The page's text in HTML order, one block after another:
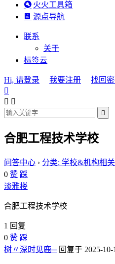
火火工具箱
源点导航
联系
关于
标签云
Hi, 请登录 我要注册
找回

 

合肥工程技术学校
问答中心 › 分类: 学校&机构相
0 赞 踩
淡雅楼
合肥工程技术学校
1 回复
0 赞 踩
树〃深时见鹿─回复于 2025-10-